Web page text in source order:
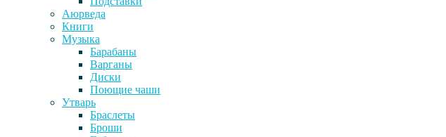
Аюрведа
Книги
Музыка
Барабаны
Варганы
Диски
Поющие чаши
Утварь
Браслеты
Броши